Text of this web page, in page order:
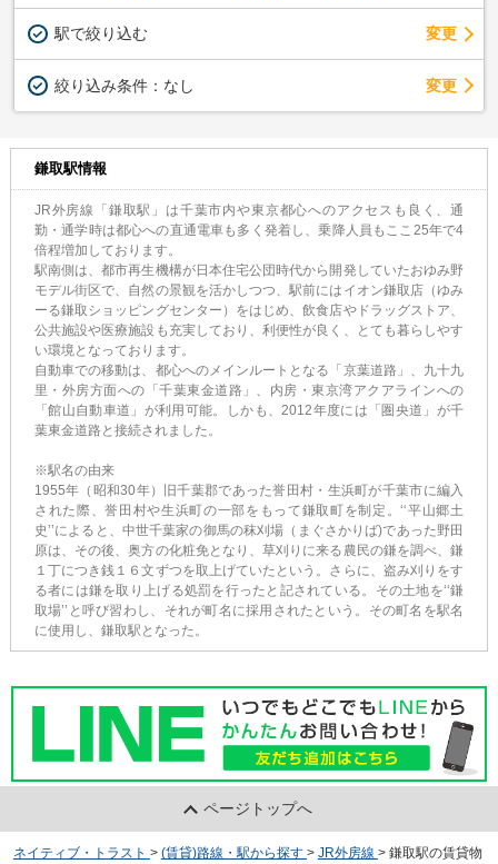
駅で絞り込む 変更
絞り込み条件： なし 変更
鎌取駅情報
JR外房線「鎌取駅」は千葉市内や東京都心へのアクセスも良く、通
勤・通学時は都心への直通電車も多く発着し、乗降人員もここ25年で4
倍程増加しております。
駅南側は、都市再生機構が日本住宅公団時代から開発していたおゆみ野
モデル街区で、自然の景観を活かしつつ、駅前にはイオン鎌取店（ゆみ
ーる鎌取ショッピングセンター）をはじめ、飲食店やドラッグストア、
公共施設や医療施設も充実しており、利便性が良く、とても暮らしやす
い環境となっております。
自動車での移動は、都心へのメインルートとなる「京葉道路」、九十九
里・外房方面への「千葉東金道路」、内房・東京湾アクアラインへの
「館山自動車道」が利用可能。しかも、2012年度には「圏央道」が千
葉東金道路と接続されました。
※駅名の由来
1955年（昭和30年）旧千葉郡であった誉田村・生浜町が千葉市に編入
された際、誉田村や生浜町の一部をもって鎌取町を制定。‘‘平山郷土
史’’によると、中世千葉家の御馬の秣刈場（まぐさかりば)であった野田
原は、その後、奥方の化粧免となり、草刈りに来る農民の鎌を調べ、鎌
１丁につき銭１６文ずつを取上げていたという。さらに、盗み刈りをす
る者には鎌を取り上げる処罰を行ったと記されている。その土地を‘‘鎌
取場’’と呼び習わし、それが町名に採用されたという。その町名を駅名
に使用し、鎌取駅となった。
ページトップへ
ネイティブ・トラスト > (賃貸)路線・駅から探す > JR外房線 > 鎌取駅の賃貸物